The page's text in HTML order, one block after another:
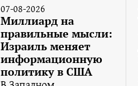
07-08-2026
Миллиард на
правильные мысли:
Израиль меняет
информационную
политику в США